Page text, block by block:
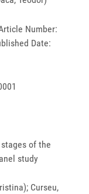
Number:
Date:
of the
study
Curseu,